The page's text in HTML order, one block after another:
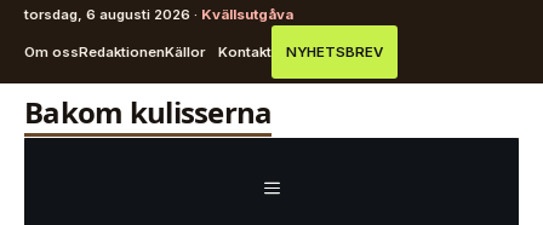
torsdag, 6 augusti 2026 · Kvällsutgåva
Om ossRedaktionenKällor Kontakt NYHETSBREV
HoppaBakom kulisserna
MENY